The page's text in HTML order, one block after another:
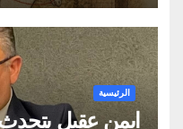
الرئيسية